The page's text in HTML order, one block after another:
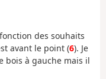
des souhaits
avant le point (6). Je
bois à gauche mais il